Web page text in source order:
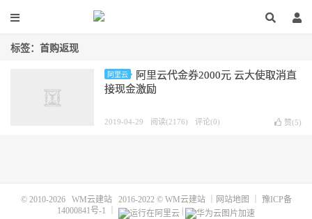
标签：首购返现
阿里云
阿里云代金券2000元 云大使取消直
接现金激励
2019-04-29 阅读(2176) 评论(0) 赞(5)
© 2010-2026 WM云建站2016-2022 © WM云建站｜ 网站地图
豫ICP备
14000841号-1